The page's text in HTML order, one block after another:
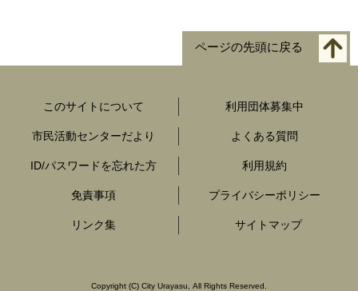
ページの先頭に戻る
このサイトについて 利用団体募集中
市民活動センターだより よくある質問
ID/パスワードを忘れた方 利用規約
免責事項 プライバシーポリシー
リンク集 サイトマップ
Copyright (C) City Urayasu All Rights Reserved.